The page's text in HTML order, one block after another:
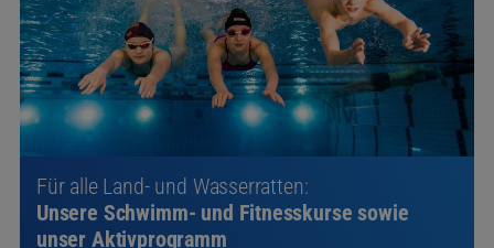
Für alle Land- und Wasserratten:
Unsere Schwimm- und Fitnesskurse sowie
unser Aktivprogramm
Fühlen Sie sich ganz in Ihrem Element mit unserer
großen Auswahl an Schwimm- und Fitnesskursen
sowohl im Wasser als auch in unserem Sport- und
Seminarraum stattfindet.